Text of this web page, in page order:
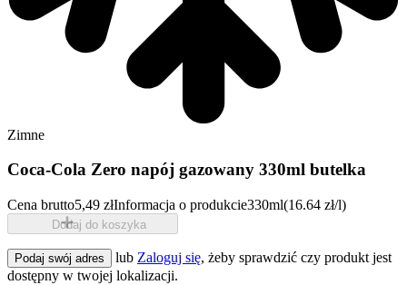
Zimne
Coca-Cola Zero napój gazowany 330ml butelka
Cena brutto5,49 złInformacja o produkcie330ml(16.64 zł/l)
Dodaj do koszyka
Podaj swój adres lub Zaloguj się, żeby sprawdzić czy produkt jest
dostępny w twojej lokalizacji.